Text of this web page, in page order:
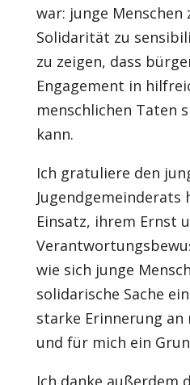
war: junge
Solidarität zu
zu zeigen, dass
Engagement in
menschlichen Taten
kann.
Ich gratuliere den
Jugendgemeinderats
Einsatz, ihrem Ernst
wie sich junge
solidarische Sache
starke Erinnerung an
und für mich ein
Ich danke außerdem